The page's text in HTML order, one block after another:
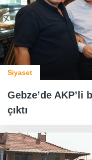
Siyaset
Gebze’de
çıktı